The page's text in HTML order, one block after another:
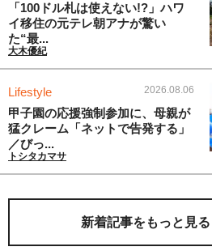
「100ドル札は使えない!?」ハワ
イ移住の元テレ朝アナが驚い
た“最...
大木優紀
Lifestyle 2026.08.06
甲子園の応援強制参加に、母親が
猛クレーム「ネットで告発する」
／びっ...
トシタカマサ
新着記事をもっと見る